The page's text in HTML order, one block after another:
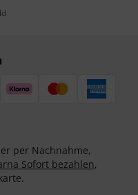
per Nachnahme,
Sofort bezahlen,